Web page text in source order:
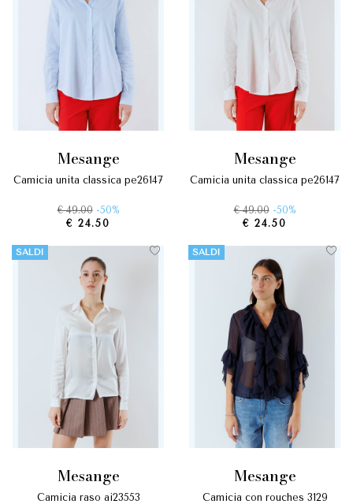
mesange
camicia unita classica pe26147
€ 49.00 -50%
€ 24.50
mesange
camicia unita classica pe26147
€ 49.00 -50%
€ 24.50
SALDI
mesange
camicia raso ai23553
SALDI
mesange
camicia con rouches 3129